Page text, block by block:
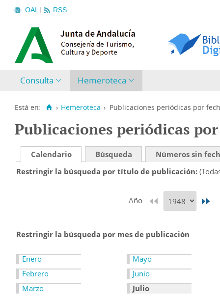
OAI RSS
Consulta Hemeroteca
Está en: › Hemeroteca › Publicaciones periódicas por
Publicaciones periódicas
Calendario Búsqueda
Números sin
Restringir la búsqueda por título de publicación
Año:
Restringir la búsqueda por mes de publicación
Enero
Febrero
Marzo
Mayo
Junio
Julio